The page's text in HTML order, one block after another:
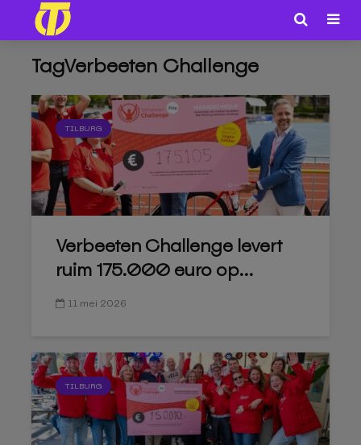
TagVerbeeten Challenge
TILBURG
Verbeeten Challenge levert
ruim 175.000 euro op...
11 mei 2026
TILBURG